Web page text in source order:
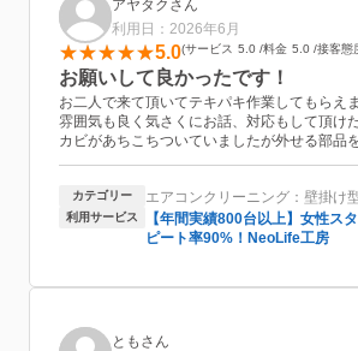
アヤタクさん
利用日：2026年6月
5.0 サービス 5.0 料金 5.0 接客態
お願いして良かったです！
お二人で来て頂いてテキパキ作業してもらえ
雰囲気も良く気さくにお話、対応もして頂け
カビがあちこちついていましたが外せる部品
またお願いしたいです。ありがとうございまし
カテゴリー エアコンクリーニング：壁掛け
利用サービス
【年間実績800台以上】女性ス
ピート率90%！NeoLife工房
ともさん